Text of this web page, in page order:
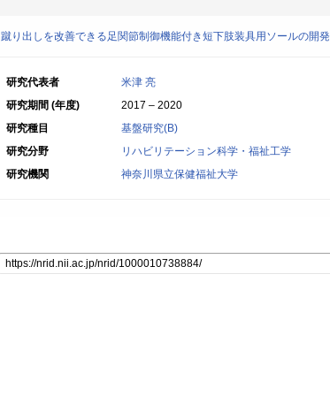
蹴り出しを改善できる足関節制御機能付き短下肢装具用ソールの開発
研究代表者
米津 亮
研究期間 (年度)
2017 – 2020
研究種目
基盤研究(B)
研究分野
リハビリテーション科学・福祉工学
研究機関
神奈川県立保健福祉大学